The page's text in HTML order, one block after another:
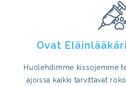
Ovat
Huolehdimme kissojemme
ajoissa kaikki tarvittavat